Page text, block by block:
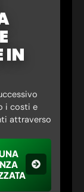
IN
i costi e
attraverso